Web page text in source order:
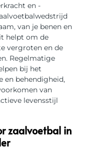
en -
van je benen en
helpt om de
vergroten en de
Regelmatige
bij het
en behendigheid,
van
levensstijl
zaalvoetbal in